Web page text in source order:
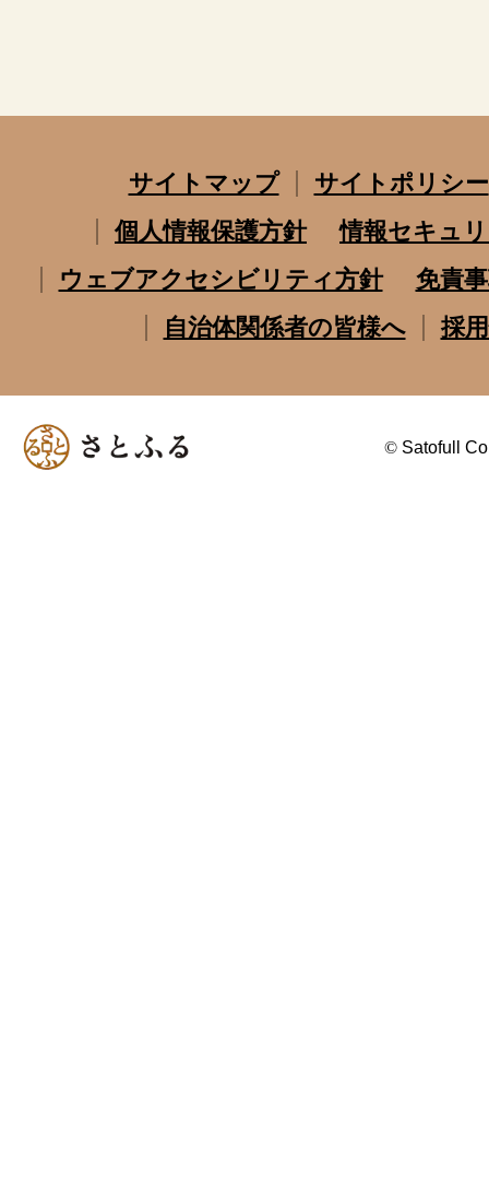
サイトマップ
サイトポリシー
個人情報保護方針
情報セキュ
ウェブアクセシビリティ方針
免責
自治体関係者の皆様へ
採
© Satofull